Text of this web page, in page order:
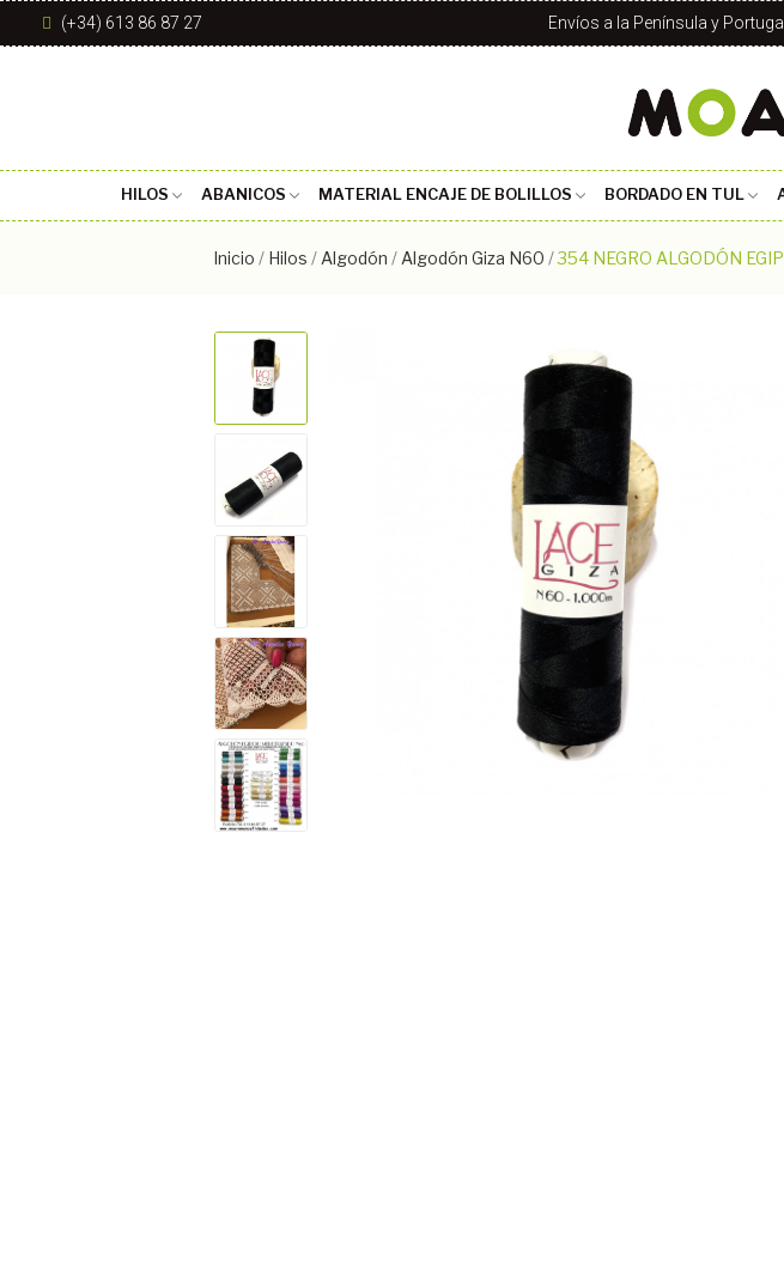
(+34) 613 86 87 27 Envíos a la Península y
HILOS ABANICOS MATERIAL ENCAJE DE BOLILLOS BORDADO EN TUL
Inicio Hilos Algodón Algodón Giza N60 354 NEGRO ALGODÓN